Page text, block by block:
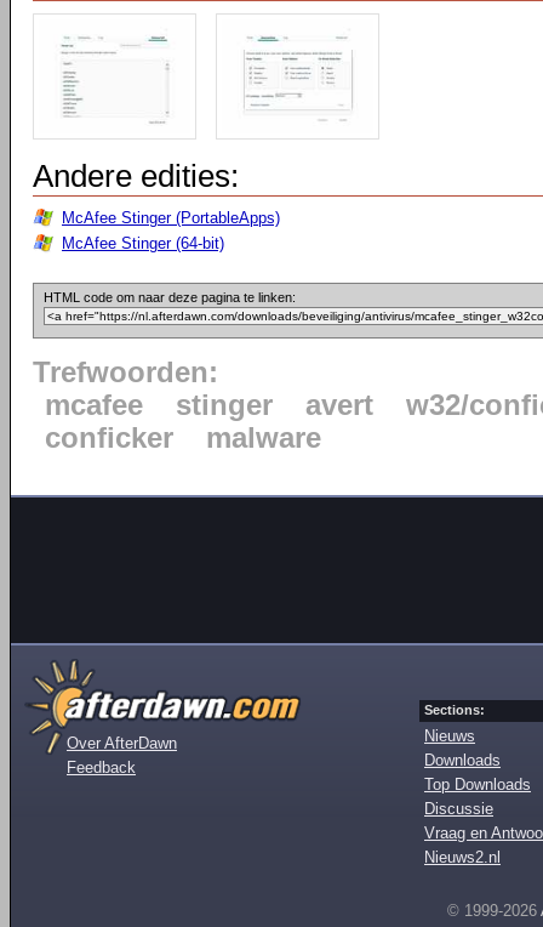
Andere edities:
McAfee Stinger (PortableApps)
McAfee Stinger (64-bit)
HTML code om naar deze pagina te linken:
Trefwoorden:
mcafee
stinger avert
w32/
conficker
malware
Over AfterDawn
Feedback
Sections:
Nieuws
Downloads
Top Downloads
Discussie
Vraag en
Nieuws2.nl
© 1999-2026